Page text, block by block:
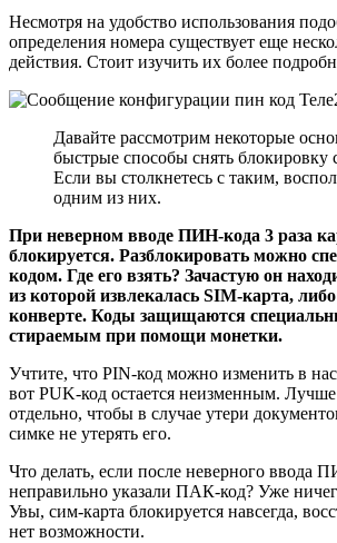
Несмотря на удобство использования
определения номера существует еще
действия. Стоит изучить их более
Давайте рассмотрим некоторые
быстрые способы снять блокировку
Если вы столкнетесь с таким,
одним из них.
При неверном вводе ПИН-кода 3 раза
блокируется. Разблокировать можно
кодом. Где его взять? Зачастую он
из которой извлекалась SIM-карта,
конверте. Коды защищаются
стираемым при помощи монетки.
Учтите, что PIN-код можно изменить в
вот PUK-код остается неизменным. Лучше
отдельно, чтобы в случае утери
симке не утерять его.
Что делать, если после неверного ввода
неправильно указали ПАК-код? Уже
Увы, сим-карта блокируется навсегда,
нет возможности.